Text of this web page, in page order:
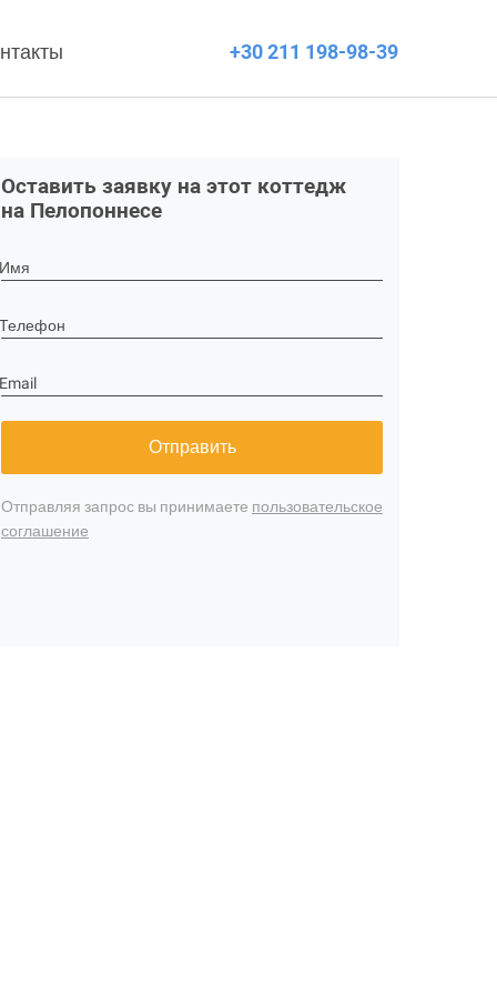
+30 211 198-98-39
Оставить заявку на этот коттедж
на Пелопоннесе
Имя
Телефон
Email
Отправить
Отправляя запрос вы принимаете пользовательское
соглашение